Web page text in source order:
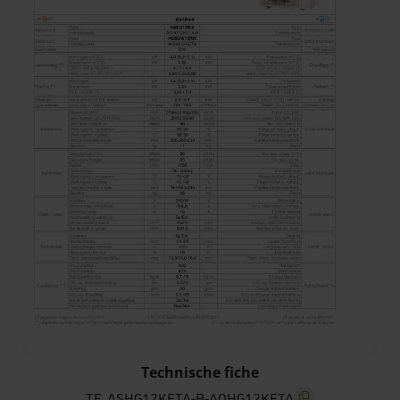
TF_ASHG12KETA-B-AOHG12KETA
Technische fiche